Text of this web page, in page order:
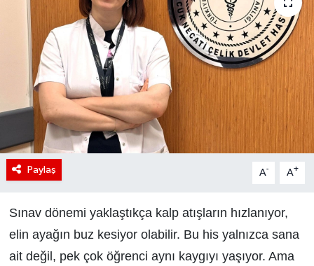
Paylaş A- A+
Sınav dönemi yaklaştıkça kalp atışların hızlanıyor,
elin ayağın buz kesiyor olabilir. Bu his yalnızca sana
ait değil, pek çok öğrenci aynı kaygıyı yaşıyor. Ama